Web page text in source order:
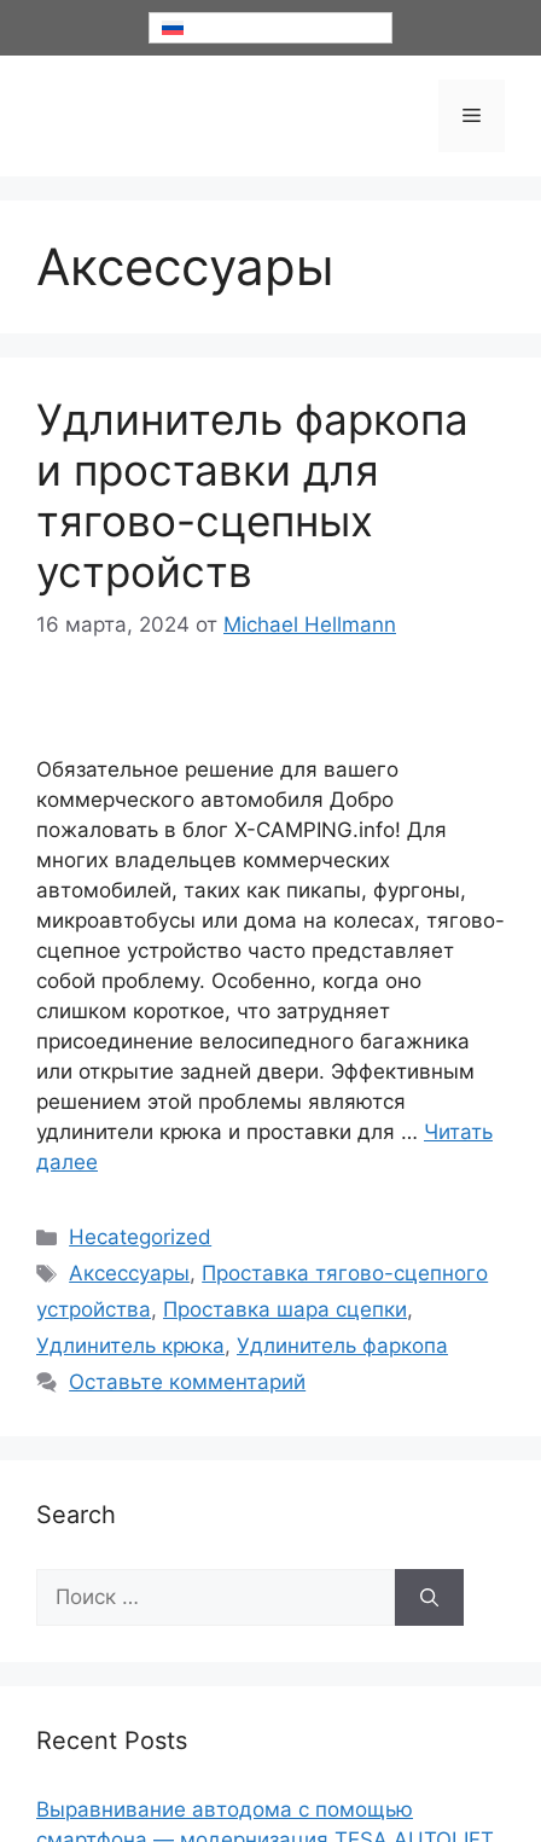
Меню
Аксессуары
Удлинитель фаркопа
и проставки для
тягово-сцепных
устройств
16 марта, 2024 от Michael Hellmann
Обязательное решение для вашего
коммерческого автомобиля Добро
пожаловать в блог X-CAMPING.info! Для
многих владельцев коммерческих
автомобилей, таких как пикапы, фургоны,
микроавтобусы или дома на колесах, тягово-
сцепное устройство часто представляет
собой проблему. Особенно, когда оно
слишком короткое, что затрудняет
присоединение велосипедного багажника
или открытие задней двери. Эффективным
решением этой проблемы являются
удлинители крюка и проставки для … Читать
далее
Рубрики
Неcategorized
Метки
Аксессуары, Проставка тягово-сцепного
устройства, Проставка шара сцепки,
Удлинитель крюка, Удлинитель фаркопа
Оставьте комментарий
Search
Поиск:
Recent Posts
Выравнивание автодома с помощью